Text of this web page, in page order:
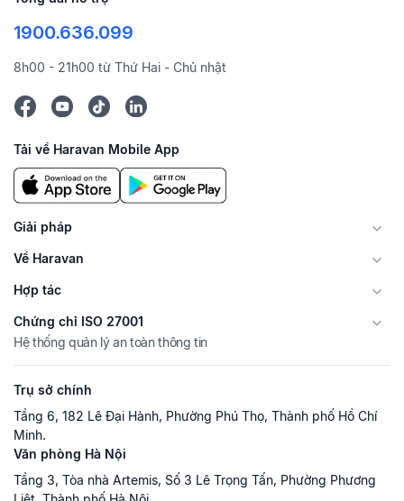
1900.636.099
8h00 - 21h00 từ Thứ Hai - Chủ nhật
Tải về Haravan Mobile App
Giải pháp
Về Haravan
Hợp tác
Chứng chỉ ISO 27001
Hệ thống quản lý an toàn thông tin
Trụ sở chính
Tầng 6, 182 Lê Đại Hành, Phường Phú Thọ, Thành phố Hồ Chí
Minh.
Văn phòng Hà Nội
Tầng 3, Tòa nhà Artemis, Số 3 Lê Trọng Tấn, Phường Phương